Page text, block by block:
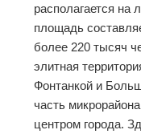
располагается на
площадь
более 220 тысяч
элитная
Фонтанкой и
часть
центром города.